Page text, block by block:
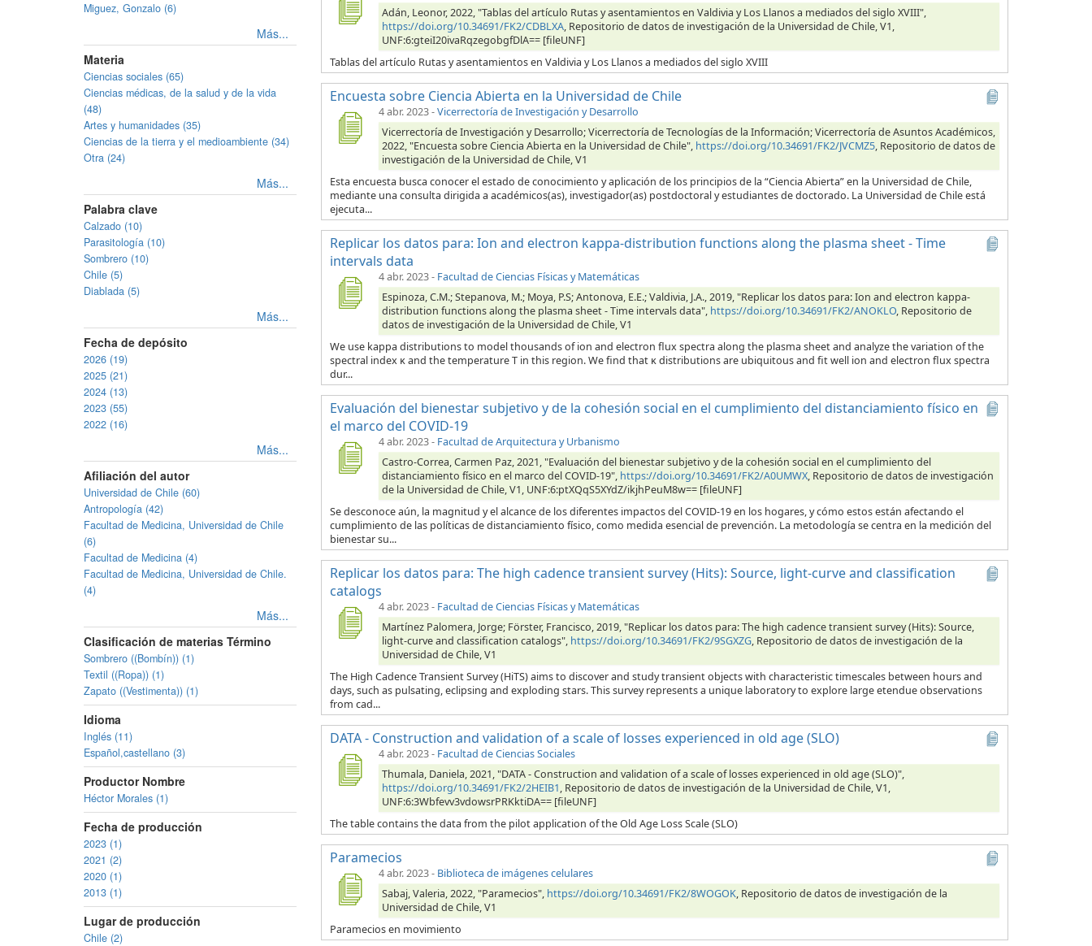
Miguez, Gonzalo (6)
Más...
Materia
Ciencias sociales (65)
Ciencias médicas, de la salud y de la vida
(48)
Artes y humanidades (35)
Ciencias de la tierra y el medioambiente (34)
Otra (24)
Más...
Palabra clave
Calzado (10)
Parasitología (10)
Sombrero (10)
Chile (5)
Diablada (5)
Más...
Fecha de depósito
2026 (19)
2025 (21)
2024 (13)
2023 (55)
2022 (16)
Más...
Afiliación del autor
Universidad de Chile (60)
Antropología (42)
Facultad de Medicina, Universidad de Chile
(6)
Facultad de Medicina (4)
Facultad de Medicina, Universidad de Chile.
(4)
Más...
Clasificación de materias Término
Sombrero ((Bombín)) (1)
Textil ((Ropa)) (1)
Zapato ((Vestimenta)) (1)
Idioma
Inglés (11)
Español,castellano (3)
Productor Nombre
Héctor Morales (1)
Fecha de producción
2023 (1)
2021 (2)
2020 (1)
2013 (1)
Lugar de producción
Chile (2)
Adán, Leonor, 2022, "Tablas del artículo Rutas y asentamientos en Valdivia y Los Llanos a mediados del siglo XVIII",
https://doi.org/10.34691/FK2/CDBLXA, Repositorio de datos de investigación de la Universidad de Chile, V1,
UNF:6:gteiI20ivaRqzegobgfDlA== [fileUNF]
Tablas del artículo Rutas y asentamientos en Valdivia y Los Llanos a mediados del siglo XVIII
Encuesta sobre Ciencia Abierta en la Universidad de Chile
4 abr. 2023-Vicerrectoría de Investigación y Desarrollo
Vicerrectoría de Investigación y Desarrollo; Vicerrectoría de Tecnologías de la Información; Vicerrectoría de Asuntos Académicos,
2022, "Encuesta sobre Ciencia Abierta en la Universidad de Chile", https://doi.org/10.34691/FK2/JVCMZ5, Repositorio de datos de
investigación de la Universidad de Chile, V1
Esta encuesta busca conocer el estado de conocimiento y aplicación de los principios de la “Ciencia Abierta” en la Universidad de Chile,
mediante una consulta dirigida a académicos(as), investigador(as) postdoctoral y estudiantes de doctorado. La Universidad de Chile está
ejecuta...
Replicar los datos para: Ion and electron kappa-distribution functions along the plasma sheet - Time
intervals data
4 abr. 2023- Facultad de Ciencias Físicas y Matemáticas
Espinoza, C.M.; Stepanova, M.; Moya, P.S; Antonova, E.E.; Valdivia, J.A., 2019, "Replicar los datos para: Ion and electron kappa-
distribution functions along the plasma sheet - Time intervals data", https://doi.org/10.34691/FK2/ANOKLO, Repositorio de
datos de investigación de la Universidad de Chile, V1
We use kappa distributions to model thousands of ion and electron flux spectra along the plasma sheet and analyze the variation of the
spectral index κ and the temperature T in this region. We find that κ distributions are ubiquitous and fit well ion and electron flux spectra
dur...
Evaluación del bienestar subjetivo y de la cohesión social en el cumplimiento del distanciamiento físico en
el marco del COVID-19
4 abr. 2023- Facultad de Arquitectura y Urbanismo
Castro-Correa, Carmen Paz, 2021, "Evaluación del bienestar subjetivo y de la cohesión social en el cumplimiento del
distanciamiento físico en el marco del COVID-19", https://doi.org/10.34691/FK2/A0UMWX, Repositorio de datos de investigación
de la Universidad de Chile, V1, UNF:6:ptXQqS5XYdZ/ikjhPeuM8w== [fileUNF]
Se desconoce aún, la magnitud y el alcance de los diferentes impactos del COVID-19 en los hogares, y cómo estos están afectando el
cumplimiento de las políticas de distanciamiento físico, como medida esencial de prevención. La metodología se centra en la medición del
bienestar su...
Replicar los datos para: The high cadence transient survey (Hits): Source, light-curve and classification
catalogs
4 abr. 2023- Facultad de Ciencias Físicas y Matemáticas
Martínez Palomera, Jorge; Förster, Francisco, 2019, "Replicar los datos para: The high cadence transient survey (Hits): Source,
light-curve and classification catalogs", https://doi.org/10.34691/FK2/9SGXZG, Repositorio de datos de investigación de la
Universidad de Chile, V1
The High Cadence Transient Survey (HiTS) aims to discover and study transient objects with characteristic timescales between hours and
days, such as pulsating, eclipsing and exploding stars. This survey represents a unique laboratory to explore large etendue observations
from cad...
DATA - Construction and validation of a scale of losses experienced in old age (SLO)
4 abr. 2023- Facultad de Ciencias Sociales
Thumala, Daniela, 2021, "DATA - Construction and validation of a scale of losses experienced in old age (SLO)",
https://doi.org/10.34691/FK2/2HEIB1, Repositorio de datos de investigación de la Universidad de Chile, V1,
UNF:6:3Wbfevv3vdowsrPRKktiDA== [fileUNF]
The table contains the data from the pilot application of the Old Age Loss Scale (SLO)
Paramecios
4 abr. 2023- Biblioteca de imágenes celulares
Sabaj, Valeria, 2022, "Paramecios", https://doi.org/10.34691/FK2/8WOGOK, Repositorio de datos de investigación de la
Universidad de Chile, V1
Paramecios en movimiento